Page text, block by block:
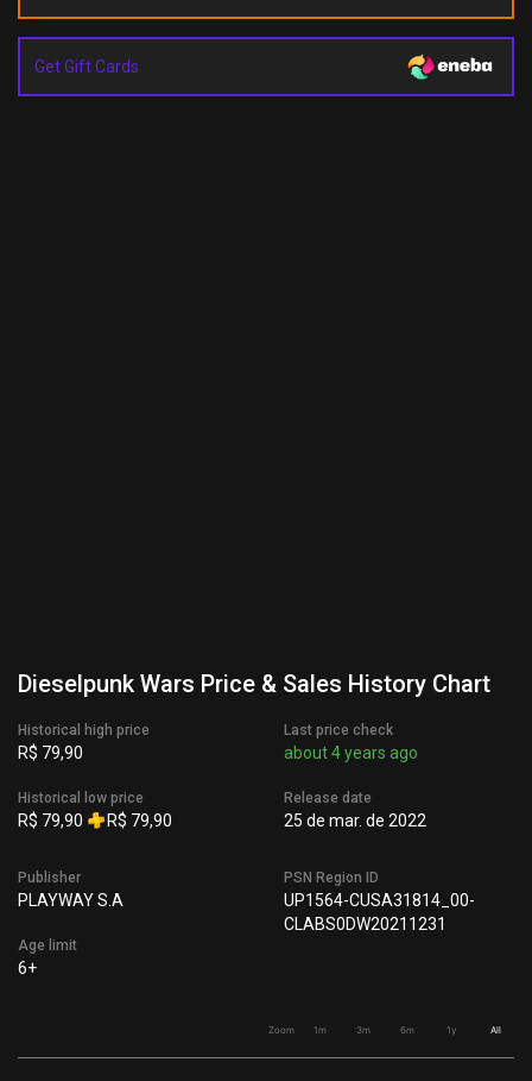
Get Gift Cards
Dieselpunk Wars Price & Sales History Chart
Historical high price
R$ 79,90
Historical low price
R$ 79,90 R$ 79,90
Last price check
about 4 years ago
Release date
25 de mar. de 2022
Publisher
PLAYWAY S.A
Age limit
6+
PSN Region ID
UP1564-CUSA31814_00-
CLABS0DW20211231
Zoom 1m 3m 6m 1y All